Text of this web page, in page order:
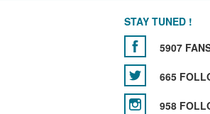
STAY TUNED !
5907
665
958